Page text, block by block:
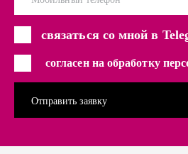
связаться со мной в
согласен на обработку